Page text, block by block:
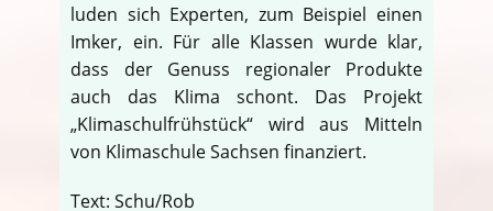
luden sich Experten, zum Beispiel einen
Imker, ein. Für alle Klassen wurde klar,
dass der Genuss regionaler Produkte
auch das Klima schont. Das Projekt
„Klimaschulfrühstück“ wird aus Mitteln
von Klimaschule Sachsen finanziert.
Text: Schu/Rob